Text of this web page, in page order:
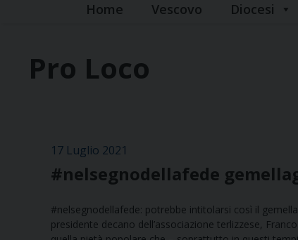
Home Vescovo Diocesi
Pro Loco
17 Luglio 2021
#nelsegnodellafede
#nelsegnodellafede: potrebbe intitolarsi così il
presidente decano dell’associazione terlizzese,